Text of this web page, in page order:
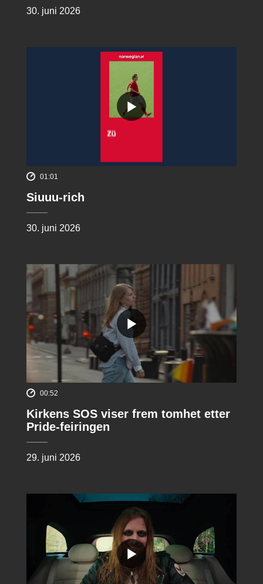
30. juni 2026
01:01
Siuuu-rich
30. juni 2026
00:52
Kirkens SOS viser frem tomhet etter
Pride-feiringen
29. juni 2026